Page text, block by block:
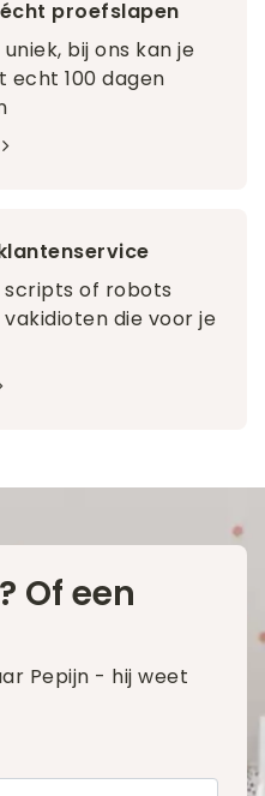
proefslapen
bij ons kan je
echt 100 dagen
scripts of robots
die voor je
Of een
Pepijn - hij weet